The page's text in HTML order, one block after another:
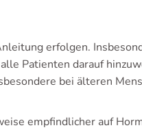
erfolgen.
Patienten darauf
bei älteren
empfindlicher auf